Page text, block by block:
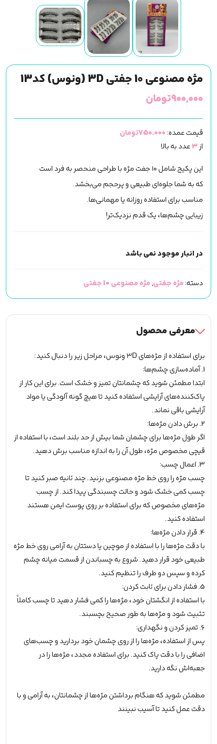
مژه مصنوعی 10 جفتی 3D (ونوس) کد13
۹۰۰,۰۰۰تومان
قیمت عمده:750.000تومان
از3عدد به بالا
این پکیج شامل ۱۰ جفت مژه با طراحی منحصر به فرد است
که به شما جلوه‌ای طبیعی و پرحجم می‌بخشد.
مناسب برای استفاده روزانه یا مهمانی‌ها.
زیبایی چشم‌ها، یک قدم نزدیک‌تر!
در انبار موجود نمی باشد
دسته:مژه جفتی,مژه مصنوعی 10 جفتی
معرفی محصول
برای استفاده از مژه‌های ۳D ونوس، مراحل زیر را دنبال کنید:
1. آماده‌سازی چشم‌ها:
ابتدا مطمئن شوید که چشمانتان تمیز و خشک است. برای این کار از
پاک‌کننده‌های آرایشی استفاده کنید تا هیچ گونه آلودگی یا مواد
آرایشی باقی نماند.
2. برش دادن مژه‌ها:
اگر طول مژه‌ها برای چشمان شما بیش از حد بلند است، با استفاده از
قیچی مخصوص مژه، طول آن را به اندازه مناسب برش دهید.
3. اعمال چسب:
چسب مژه را روی خط مژه مصنوعی بزنید. چند ثانیه صبر کنید تا
چسب کمی خشک شود و حالت چسبندگی پیدا کند. از چسب
مژه‌های مخصوص که برای استفاده بر روی پوست ایمن هستند
استفاده کنید.
4. قرار دادن مژه‌ها:
با دقت مژه‌ها را با استفاده از موچین یا دستتان به آرامی روی خط مژه
طبیعی خود قرار دهید. شروع به چسباندن از قسمت میانه چشم
کرده و سپس دو طرف را تنظیم کنید.
5. فشار دادن برای ثابت کردن:
با استفاده از انگشتان خود، مژه‌ها را کمی فشار دهید تا چسب کاملاً
تثبیت شود و مژه‌ها به طور صحیح بچسبند.
6. تمیز کردن و نگهداری:
پس از استفاده، مژه‌ها را از روی چشمان خود بردارید و چسب‌های
اضافی را با دقت پاک کنید. برای استفاده مجدد، مژه‌ها را در
جعبه‌اش نگه دارید.
مطمئن شوید که هنگام برداشتن مژه‌ها از چشمانتان، به آرامی و با
دقت عمل کنید تا آسیب نبینند